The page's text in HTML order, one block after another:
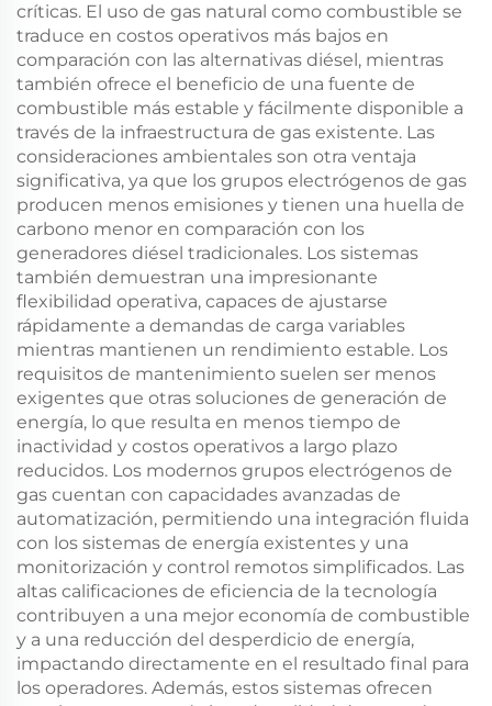
críticas. El uso de gas natural como combustible se
traduce en costos operativos más bajos en
comparación con las alternativas diésel, mientras
también ofrece el beneficio de una fuente de
combustible más estable y fácilmente disponible a
través de la infraestructura de gas existente. Las
consideraciones ambientales son otra ventaja
significativa, ya que los grupos electrógenos de gas
producen menos emisiones y tienen una huella de
carbono menor en comparación con los
generadores diésel tradicionales. Los sistemas
también demuestran una impresionante
flexibilidad operativa, capaces de ajustarse
rápidamente a demandas de carga variables
mientras mantienen un rendimiento estable. Los
requisitos de mantenimiento suelen ser menos
exigentes que otras soluciones de generación de
energía, lo que resulta en menos tiempo de
inactividad y costos operativos a largo plazo
reducidos. Los modernos grupos electrógenos de
gas cuentan con capacidades avanzadas de
automatización, permitiendo una integración fluida
con los sistemas de energía existentes y una
monitorización y control remotos simplificados. Las
altas calificaciones de eficiencia de la tecnología
contribuyen a una mejor economía de combustible
y a una reducción del desperdicio de energía,
impactando directamente en el resultado final para
los operadores. Además, estos sistemas ofrecen